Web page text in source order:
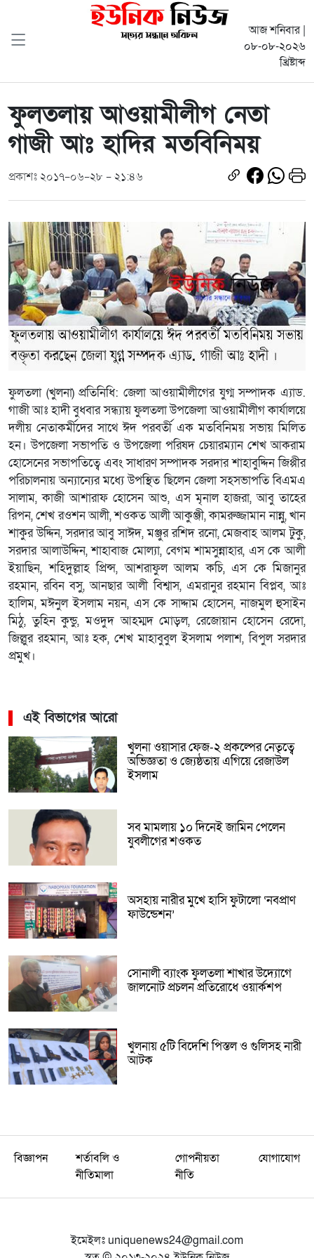
আজ শনিবার |
০৮-০৮-২০২৬
খ্রিষ্টাব্দ
ফুলতলায় আওয়ামীলীগ নেতা
গাজী আঃ হাদির মতবিনিময়
প্রকাশঃ ২০১৭-০৬-২৮ - ২১:৪৬
ফুলতলা (খুলনা) প্রতিনিধি: জেলা আওয়ামীলীগের যুগ্ম সম্পাদক এ্যাড.
গাজী আঃ হাদী বুধবার সন্ধ্যায় ফুলতলা উপজেলা আওয়ামীলীগ কার্যালয়ে
দলীয় নেতাকর্মীদের সাথে ঈদ পরবর্তী এক মতবিনিময় সভায় মিলিত
হন। উপজেলা সভাপতি ও উপজেলা পরিষদ চেয়ারম্যান শেখ আকরাম
হোসেনের সভাপতিত্বে এবং সাধারণ সম্পাদক সরদার শাহাবুদ্দিন জিপ্পীর
পরিচালনায় অন্যান্যের মধ্যে উপস্থিত ছিলেন জেলা সহসভাপতি বিএমএ
সালাম, কাজী আশারাফ হোসেন আশু, এস মৃনাল হাজরা, আবু তাহের
রিপন, শেখ রওশন আলী, শওকত আলী আকুঞ্জী, কামরুজ্জামান নান্নু, খান
শাকুর উদ্দিন, সরদার আবু সাঈদ, মঞ্জুর রশিদ রনো, মেজবাহ আলম টুকু,
সরদার আলাউদ্দিন, শাহাবাজ মোল্যা, বেগম শামসুন্নাহার, এস কে আলী
ইয়াছিন, শহিদুল্লাহ প্রিন্স, আশরাফুল আলম কচি, এস কে মিজানুর
রহমান, রবিন বসু, আনছার আলী বিশ্বাস, এমরানুর রহমান বিপ্লব, আঃ
হালিম, মঈনুল ইসলাম নয়ন, এস কে সাদ্দাম হোসেন, নাজমুল হুসাইন
মিঠু, তুহিন কুন্ডু, মওদুদ আহম্মদ মোড়ল, রেজোয়ান হোসেন রেদো,
জিল্লুর রহমান, আঃ হক, শেখ মাহাবুবুল ইসলাম পলাশ, বিপুল সরদার
প্রমুখ।
এই বিভাগের আরো
খুলনা ওয়াসার ফেজ-২ প্রকল্পের নেতৃত্বে
অভিজ্ঞতা ও জ্যেষ্ঠতায় এগিয়ে রেজাউল
ইসলাম
সব মামলায় ১০ দিনেই জামিন পেলেন
যুবলীগের শওকত
অসহায় নারীর মুখে হাসি ফুটালো ‘নবপ্রাণ
ফাউন্ডেশন’
সোনালী ব্যাংক ফুলতলা শাখার উদ্যোগে
জালনোট প্রচলন প্রতিরোধে ওয়ার্কশপ
খুলনায় ৫টি বিদেশি পিস্তল ও গুলিসহ নারী
আটক
বিজ্ঞাপন
শর্তাবলি ও
নীতিমালা
গোপনীয়তা
নীতি
যোগাযোগ
ইমেইলঃ uniquenews24@gmail.com